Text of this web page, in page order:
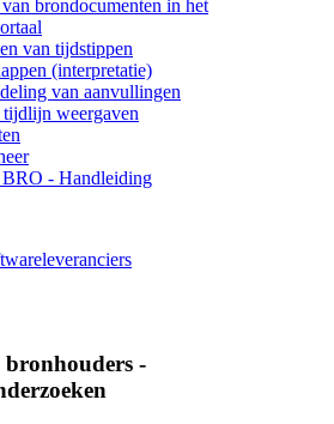
brondocumenten in het
van tijdstippen
(interpretatie)
van aanvullingen
weergaven
- Handleiding
bronhouders -